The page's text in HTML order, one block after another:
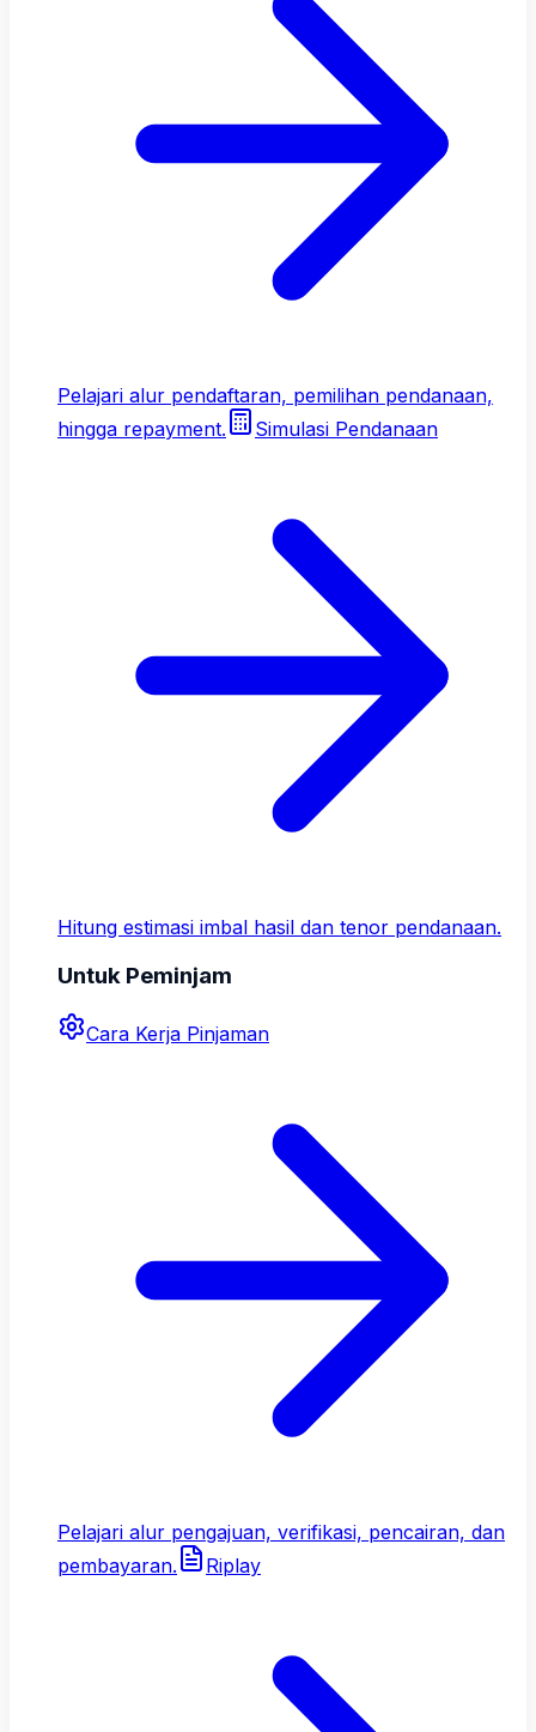
Pelajari alur pendaftaran, pemilihan pendanaan,
hingga repayment.
Simulasi Pendanaan
Hitung estimasi imbal hasil dan tenor pendanaan.
Untuk Peminjam
Cara Kerja Pinjaman
Pelajari alur pengajuan, verifikasi, pencairan, dan
pembayaran.
Riplay